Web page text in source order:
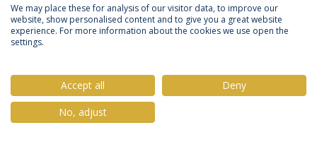
Política de Privacidade
Termos & Condições
© 2026 Universidade Católica Portuguesa
We may place these for analysis of our visitor data, to improve our
website, show personalised content and to give you a great website
experience. For more information about the cookies we use open the
settings.
Accept all
Deny
No, adjust